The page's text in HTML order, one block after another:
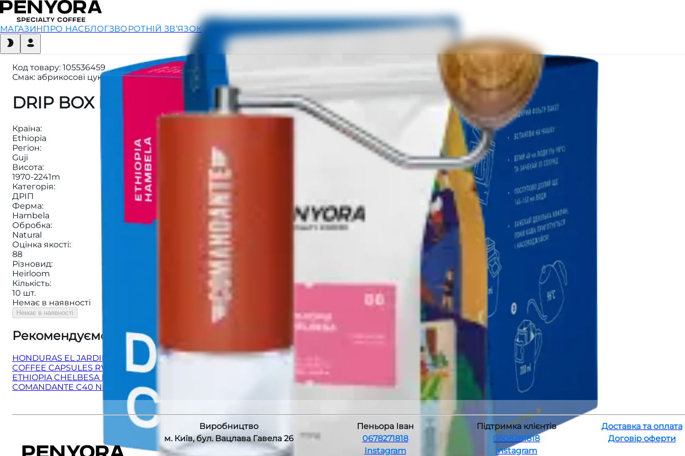
МАГАЗИНПРО НАСБЛОГЗВОРОТНІЙ ЗВ’ЯЗОК
Код товару: 105536459
Смак: абрикосові цукати, ваніль, кокосова стружка, квіти
DRIP BOX ETHIOPIA HAMBELA
Країна:
Ethiopia
Регіон:
Guji
Висота:
1970-2241m
Категорія:
ДРІП
Ферма:
Hambela
Обробка:
Natural
Оцінка якості:
88
Різновид:
Heirloom
Кількість:
10 шт.
Немає в наявності
Немає в наявності
Рекомендуємо також:
HONDURAS EL JARDIN ESPRESSO
COFFEE CAPSULES RWANDA SHYIRA
ETHIOPIA CHELBESA FILTER
COMANDANTE C40 Nitro Blade Sunset
Виробництво
м. Київ, бул. Вацлава Гавела 26
Пеньора Іван
0678271818
Instagram
Підтримка клієнтів
0508281818
Instagram
Доставка та оплата
Договір оферти